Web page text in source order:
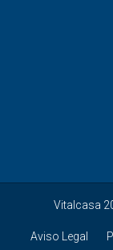
Vitalcasa
Aviso Legal